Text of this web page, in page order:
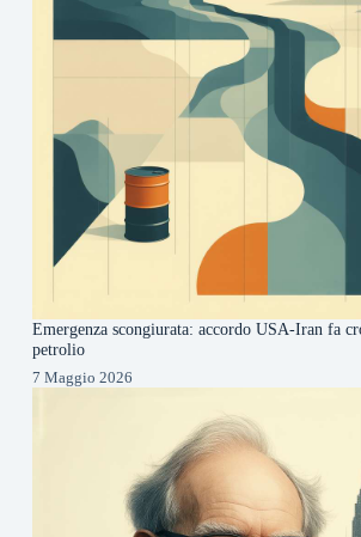
Emergenza scongiurata: accordo USA-Iran fa
petrolio
7 Maggio 2026